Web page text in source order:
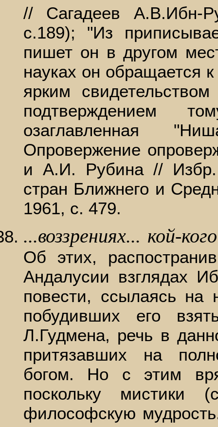
// Сагадеев А.В.Ибн-
с.189); "Из
пишет он в другом
науках он
ярким
подтверждением
озаглавленная
Опровержение
и А.И. Рубина // Избр.
стран Ближнего и
1961, с. 479.
...воззрениях... кой-
Об этих,
Андалусии взглядах
повести, ссылаясь на
побудивших его
Л.Гудмена, речь в
притязавших на
богом. Но с этим
поскольку мистики
философскую